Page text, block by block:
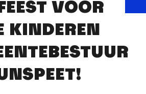
VOOR
KINDEREN